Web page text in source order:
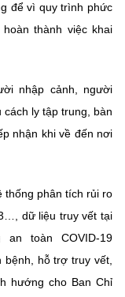
lại thông tin từ
để vì quy trình phức
thành việc khai
nhập cảnh, người
ly tập trung, bàn
nhận khi về đến nơi
thống phân tích rủi ro
dữ liệu truy vết tại
toàn COVID-19
hỗ trợ truy vết,
hướng cho Ban Chỉ